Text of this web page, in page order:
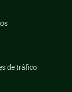
de tráfico